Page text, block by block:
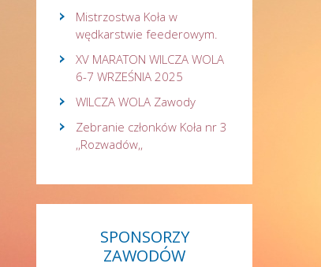
Mistrzostwa Koła w
wędkarstwie feederowym.
XV MARATON WILCZA WOLA
6-7 WRZEŚNIA 2025
WILCZA WOLA Zawody
Zebranie członków Koła nr 3
,,Rozwadów,,
SPONSORZY
ZAWODÓW